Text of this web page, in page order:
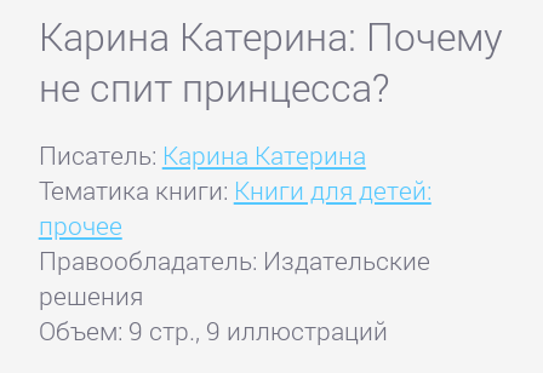
Карина Катерина: Почему
не спит принцесса?
Писатель: Карина Катерина
Тематика книги: Книги для детей:
прочее
Правообладатель: Издательские
решения
Объем: 9 стр., 9 иллюстраций